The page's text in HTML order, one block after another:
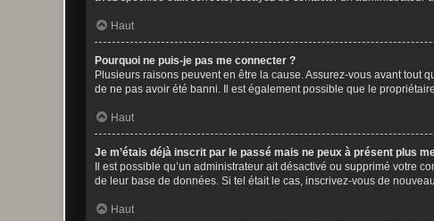
Haut
Pourquoi ne puis-je pas me connecter ?
Plusieurs raisons peuvent en être la cause. Assurez-vous avant tout
de ne pas avoir été banni. Il est également possible que le
Haut
Je m’étais déjà inscrit par le passé mais ne peux à présent plus
Il est possible qu’un administrateur ait désactivé ou supprimé votre
de leur base de données. Si tel était le cas, inscrivez-vous de
Haut